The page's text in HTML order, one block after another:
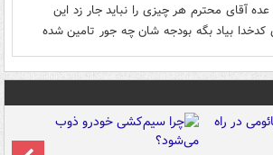
عده آقای محترم هر چیزی را نباید جار زد این
کدخدا بیاد بگه بودجه شان چه جور تامین شده